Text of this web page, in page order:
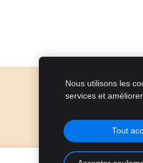
Nous utilisons les
services et
Tout